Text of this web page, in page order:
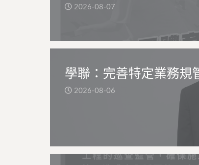
2026-08-07
學聯：完善特定業務規
2026-08-06